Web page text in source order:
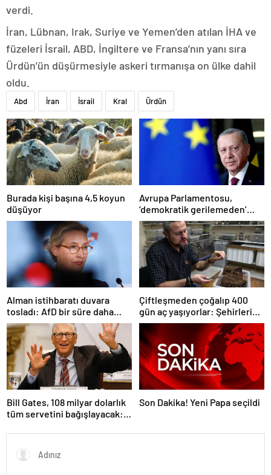
verdi.
İran, Lübnan, Irak, Suriye ve Yemen’den atılan İHA ve
füzeleri İsrail, ABD, İngiltere ve Fransa’nın yanı sıra
Ürdün’ün düşürmesiyle askeri tırmanışa on ülke dahil
oldu.
Abd İran İsrail Kral Ürdün
Burada kişi başına 4,5 koyun
düşüyor
Avrupa Parlamentosu,
‘demokratik gerilemeden’
dolayı ‘Türkiye’nin AB üyelik
süreci süresiz dondu’
Alman istihbaratı duvara
tosladı: AfD bir süre daha
‘aşırı sağcı örgüt’ değil
Çiftleşmeden çoğalıp 400
gün aç yaşıyorlar: Şehirleri
ele geçiriyorlar
Bill Gates, 108 milyar dolarlık
tüm servetini bağışlayacak:
Son Dakika! Yeni Papa seçildi